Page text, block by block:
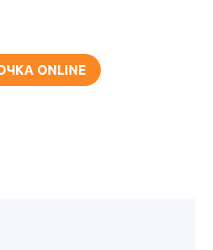
ONLINE